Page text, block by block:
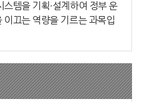
템을 기획·설계하여 정부 운
이끄는 역량을 기르는 과목입